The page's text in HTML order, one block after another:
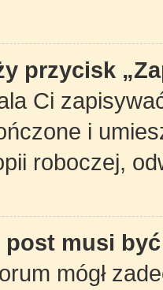
przycisk
Ci
i
roboczej,
post musi
mógł